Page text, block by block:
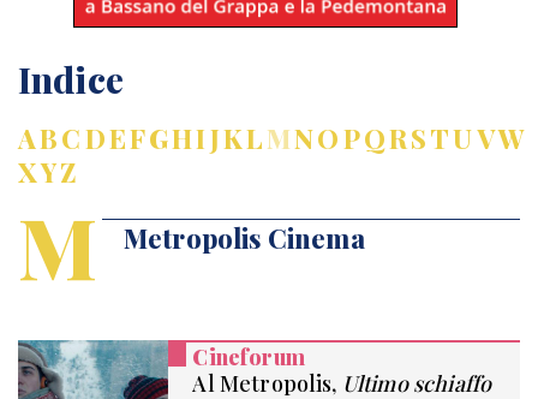
Indice
ABCDEFGHIJKLMNOPQRSTUVW
XYZ
M Metropolis Cinema
Cineforum
Al Metropolis, Ultimo schiaffo